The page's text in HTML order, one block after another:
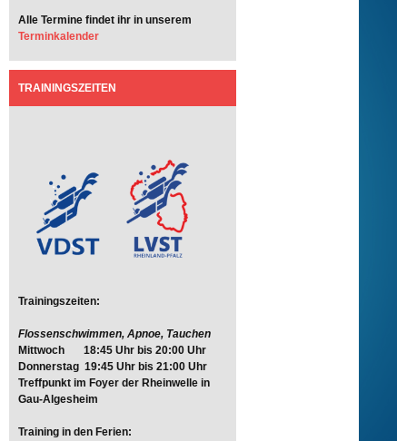
Alle Termine findet ihr in unserem
Terminkalender
TRAININGSZEITEN
Trainingszeiten:
Flossenschwimmen, Apnoe, Tauchen
Mittwoch 18:45 Uhr bis 20:00 Uhr
Donnerstag 19:45 Uhr bis 21:00 Uhr
Treffpunkt im Foyer der Rheinwelle in
Gau-Algesheim
Training in den Ferien: